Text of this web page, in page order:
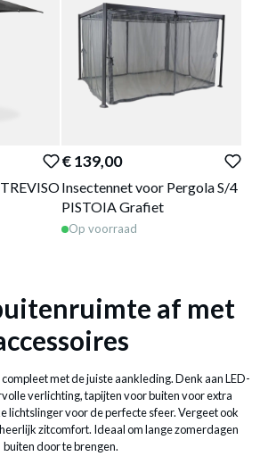
€ 139,00
Insectennet voor Pergola S/4
PISTOIA Grafiet
Op voorraad
af met
met de juiste aankleding. Denk aan LED-
verlichting, tapijten voor buiten voor extra
lichtslinger voor de perfecte sfeer. Vergeet ook
zitcomfort. Ideaal om lange zomerdagen
buiten door te brengen.